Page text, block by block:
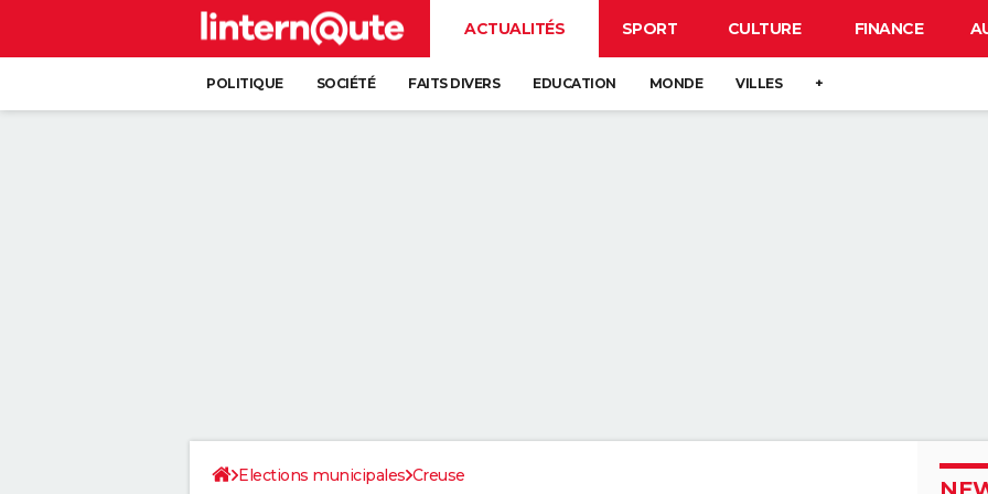
ACTUALITÉS SPORT CULTURE FINANCE
POLITIQUE SOCIÉTÉ FAITS DIVERS EDUCATION MONDE VILLES +
Elections municipales Creuse